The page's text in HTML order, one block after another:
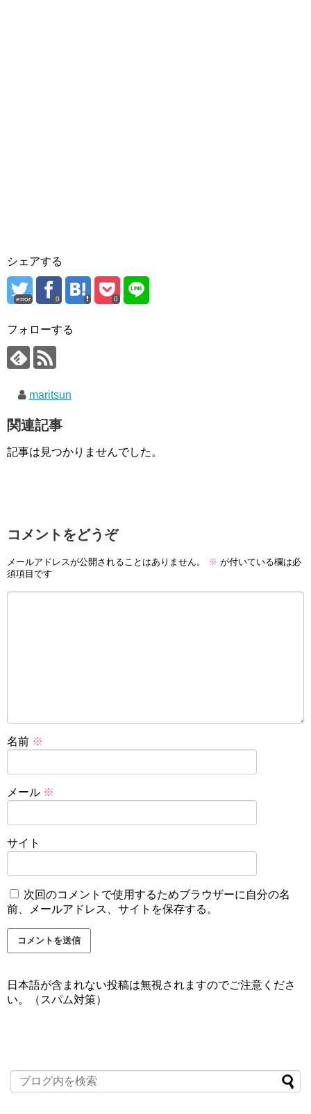
シェアする
error 0 0
フォローする
maritsun
関連記事
記事は見つかりませんでした。
コメントをどうぞ
メールアドレスが公開されることはありません。 ※ が付いている欄は必
須項目です
名前 ※
メール ※
サイト
次回のコメントで使用するためブラウザーに自分の名
前、メールアドレス、サイトを保存する。
日本語が含まれない投稿は無視されますのでご注意くださ
い。（スパム対策）